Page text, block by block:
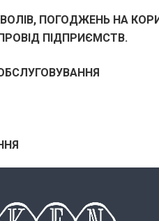
ПОГОДЖЕНЬ НА
ПІДПРИЄМСТВ.